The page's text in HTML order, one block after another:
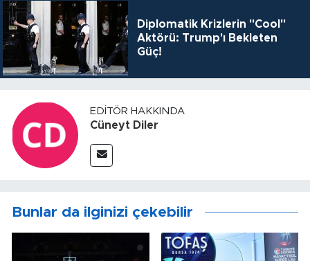
Diplomatik Krizlerin "Cool"
Aktörü: Trump'ı Bekleten
Güç!
EDITÖR HAKKINDA
Cüneyt Diler
Bunlar da ilginizi çekebilir